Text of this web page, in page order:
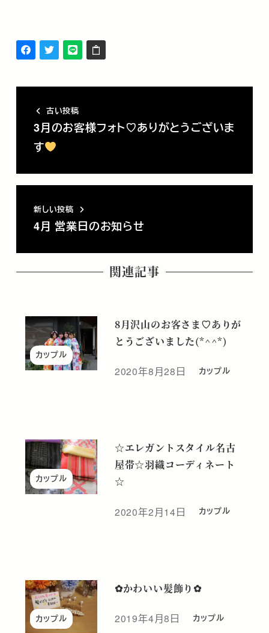
古い投稿
3月のお客様フォト♡ありがとうございま
す
新しい投稿
4月 営業日のお知らせ
関連記事
カップル
8月沢山のお客さま♡ありが
とうございました(*^^*)
投稿日
2020年8月28日 カップル
カップル
☆エレガントスタイル名古
屋帯☆羽織コーディネート
☆
投稿日
2020年2月14日 カップル
カップル
✿かわいい髪飾り✿
投稿日
2019年4月8日 カップル